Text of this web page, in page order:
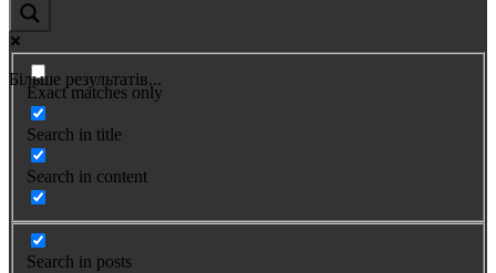
Більше результатів...
Exact matches only
Search in title
Search in content
Search in posts